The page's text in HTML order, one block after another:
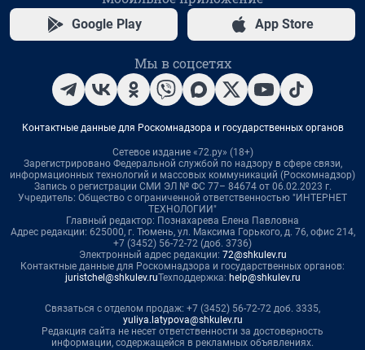
Google Play App Store
Мы в соцсетях
Контактные данные для Роскомнадзора и государственных органов
Сетевое издание «72.ру» (18+)
Зарегистрировано Федеральной службой по надзору в сфере связи,
информационных технологий и массовых коммуникаций (Роскомнадзор)
Запись о регистрации СМИ ЭЛ № ФС 77– 84674 от 06.02.2023 г.
Учредитель: Общество с ограниченной ответственностью "ИНТЕРНЕТ
ТЕХНОЛОГИИ"
Главный редактор: Познахарева Елена Павловна
Адрес редакции: 625000, г. Тюмень, ул. Максима Горького, д. 76, офис 214,
+7 (3452) 56-72-72 (доб. 3736)
Электронный адрес редакции: 72@shkulev.ru
Контактные данные для Роскомнадзора и государственных органов:
juristchel@shkulev.ruТехподдержка: help@shkulev.ru
Связаться с отделом продаж: +7 (3452) 56-72-72 доб. 3335,
yuliya.latypova@shkulev.ru
Редакция сайта не несет ответственности за достоверность
информации, содержащейся в рекламных объявлениях.